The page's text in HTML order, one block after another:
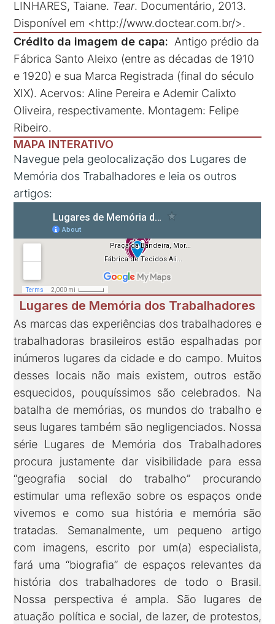
LINHARES, Taiane. Tear. Documentário, 2013.
Disponível em <http://www.doctear.com.br/>.
Crédito da imagem de capa: Antigo prédio da
Fábrica Santo Aleixo (entre as décadas de 1910
e 1920) e sua Marca Registrada (final do século
XIX). Acervos: Aline Pereira e Ademir Calixto
Oliveira, respectivamente. Montagem: Felipe
Ribeiro.
MAPA INTERATIVO
Navegue pela geolocalização dos Lugares de
Memória dos Trabalhadores e leia os outros
artigos:
Lugares de Memória dos Trabalhadores
As marcas das experiências dos trabalhadores e
trabalhadoras brasileiros estão espalhadas por
inúmeros lugares da cidade e do campo. Muitos
desses locais não mais existem, outros estão
esquecidos, pouquíssimos são celebrados. Na
batalha de memórias, os mundos do trabalho e
seus lugares também são negligenciados. Nossa
série Lugares de Memória dos Trabalhadores
procura justamente dar visibilidade para essa
“geografia social do trabalho” procurando
estimular uma reflexão sobre os espaços onde
vivemos e como sua história e memória são
tratadas. Semanalmente, um pequeno artigo
com imagens, escrito por um(a) especialista,
fará uma “biografia” de espaços relevantes da
história dos trabalhadores de todo o Brasil.
Nossa perspectiva é ampla. São lugares de
atuação política e social, de lazer, de protestos,